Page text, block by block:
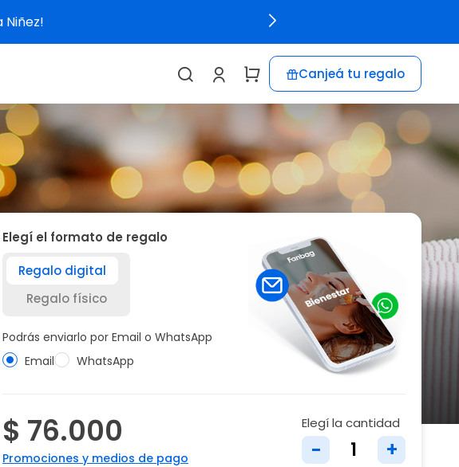
Canjeá tu regalo
Elegí el formato de regalo
Regalo digital
Regalo físico
Podrás enviarlo por Email o WhatsApp
Email
WhatsApp
$ 76.000
Promociones y medios de pago
Elegí la cantidad
- +